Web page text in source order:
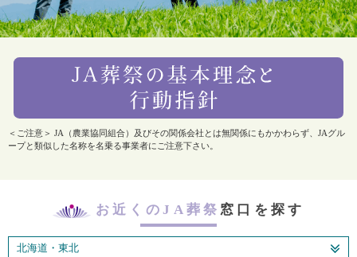
＜ご注意＞ JA（農業協同組合）及びその関係会社とは無関係にもかかわらず、JAグル
ープと類似した名称を名乗る事業者にご注意下さい。
お近くのJA葬祭 窓口を探す
北海道・東北